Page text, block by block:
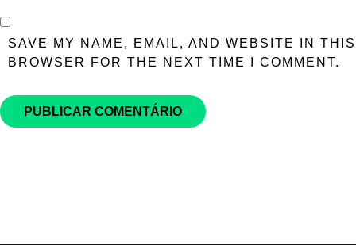
SAVE MY NAME, EMAIL, AND WEBSITE IN THIS
BROWSER FOR THE NEXT TIME I COMMENT.